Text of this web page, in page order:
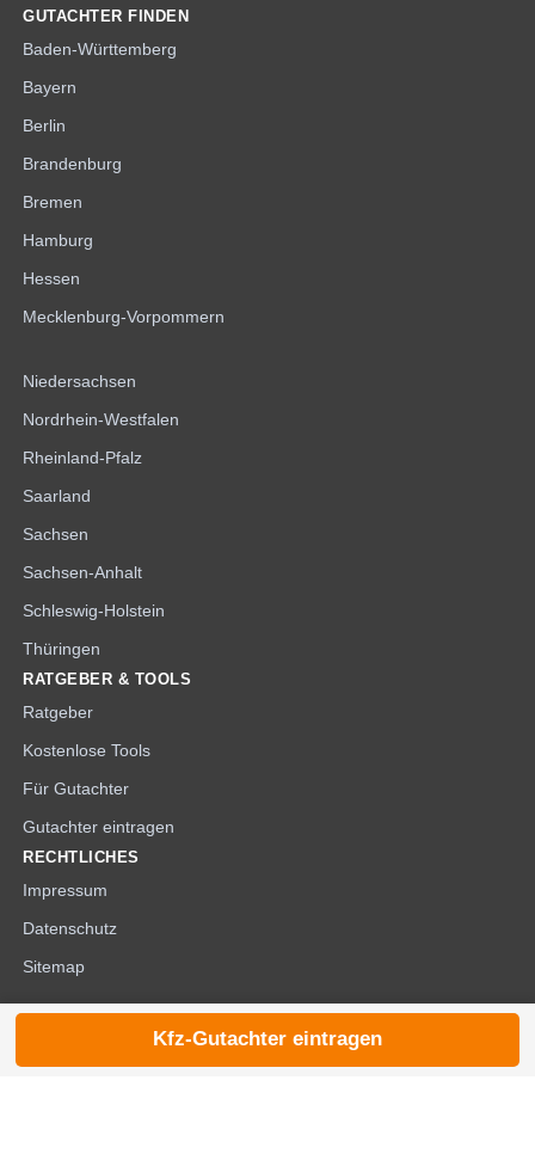
GUTACHTER FINDEN
Baden-Württemberg
Bayern
Berlin
Brandenburg
Bremen
Hamburg
Hessen
Mecklenburg-Vorpommern
Niedersachsen
Nordrhein-Westfalen
Rheinland-Pfalz
Saarland
Sachsen
Sachsen-Anhalt
Schleswig-Holstein
Thüringen
RATGEBER & TOOLS
Ratgeber
Kostenlose Tools
Für Gutachter
Gutachter eintragen
RECHTLICHES
Impressum
Datenschutz
Sitemap
© 2026 die-kfzgutachter.de
Kfz-Gutachter eintragen